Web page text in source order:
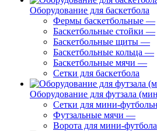
Оборудование для баскетбола
Фермы баскетбольные —
Баскетбольные стойки —
Баскетбольные щиты —
Баскетбольные кольца —
Баскетбольные мячи —
Сетки для баскетбола
Оборудование для футзала
Сетки для мини-
Футзальные мячи —
Ворота для мини-футбола